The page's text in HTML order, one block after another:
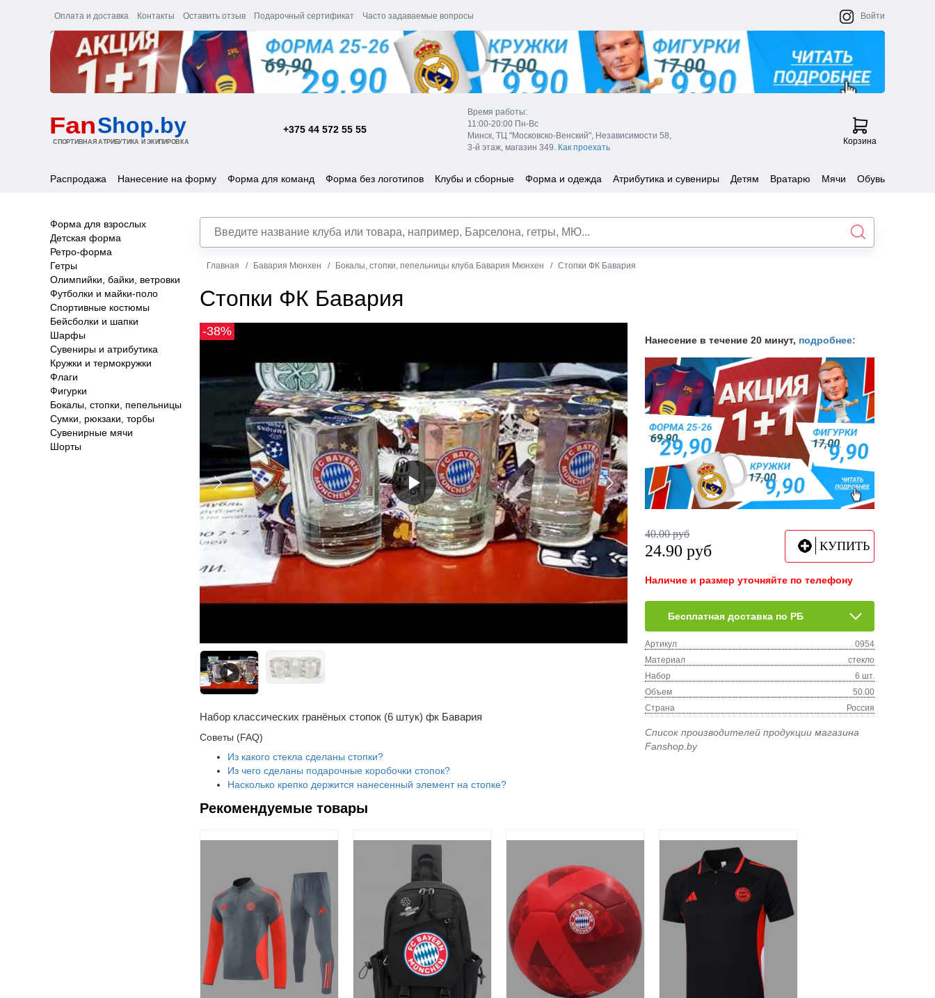
Оплата и доставка Контакты Оставить отзыв Подарочный сертификат Часто задаваемые вопросы Войти
+375 44 572 55 55
Время работы:
11:00-20:00 Пн-Вс
Минск, ТЦ "Московско-Венский", Независимости 58,
3-й этаж, магазин 349. Как проехать
Корзина
Распродажа Нанесение на форму Форма для команд Форма без логотипов Клубы и сборные Форма и одежда Атрибутика и сувениры Детям Вратарю Мячи Обувь
Форма для взрослых
Детская форма
Ретро-форма
Гетры
Олимпийки, байки, ветровки
Футболки и майки-поло
Спортивные костюмы
Бейсболки и шапки
Шарфы
Сувениры и атрибутика
Кружки и термокружки
Флаги
Фигурки
Бокалы, стопки, пепельницы
Сумки, рюкзаки, торбы
Сувенирные мячи
Шорты
Главная Бавария Мюнхен Бокалы, стопки, пепельницы клуба Бавария Мюнхен Стопки ФК Бавария
Стопки ФК Бавария
-38%
Набор классических гранёных стопок (6 штук) фк Бавария
Советы (FAQ)
Из какого стекла сделаны стопки?
Из чего сделаны подарочные коробочки стопок?
Насколько крепко держится нанесенный элемент на стопке?
Нанесение в течение 20 минут, подробнее:
40.00 руб
24.90 руб КУПИТЬ
Наличие и размер уточняйте по телефону
Бесплатная доставка по РБ
Артикул
0954
Материал
стекло
Набор
6 шт.
Объем
50.00
Страна
Россия
Список производителей продукции магазина
Fanshop.by
Рекомендуемые товары